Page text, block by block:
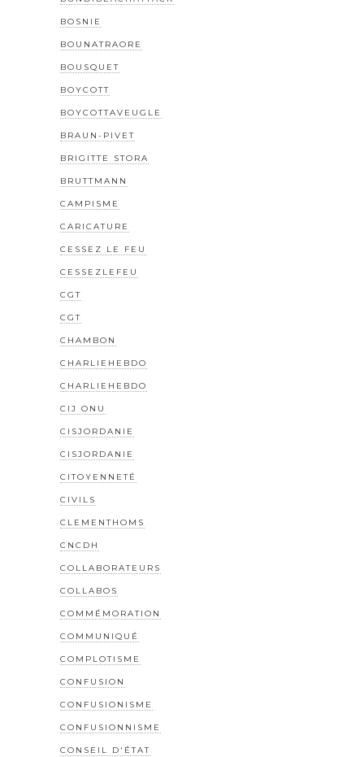
BOSNIE
BOUNATRAORE
BOUSQUET
BOYCOTT
BOYCOTTAVEUGLE
BRAUN-PIVET
BRIGITTE STORA
BRUTTMANN
CAMPISME
CARICATURE
CESSEZ LE FEU
CESSEZLEFEU
CGT
CGT
CHAMBON
CHARLIEHEBDO
CHARLIEHEBDO
CIJ ONU
CISJORDANIE
CISJORDANIE
CITOYENNETÉ
CIVILS
CLEMENTHOMS
CNCDH
COLLABORATEURS
COLLABOS
COMMÉMORATION
COMMUNIQUÉ
COMPLOTISME
CONFUSION
CONFUSIONISME
CONFUSIONNISME
CONSEIL D'ÉTAT